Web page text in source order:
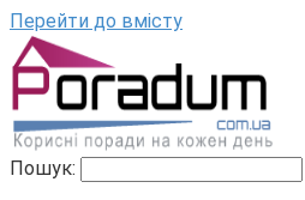
Перейти до вмісту
Пошук: